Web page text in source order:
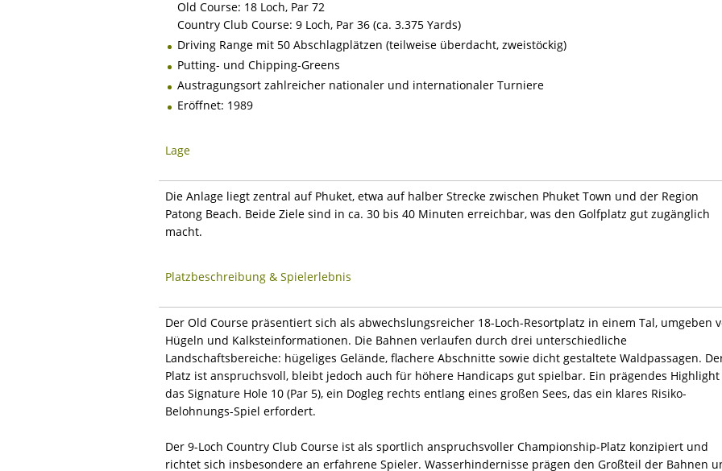
Old Course: 18 Loch, Par 72
Country Club Course: 9 Loch, Par 36 (ca. 3.375 Yards)
Driving Range mit 50 Abschlagplätzen (teilweise überdacht, zweistöckig)
Putting- und Chipping-Greens
Austragungsort zahlreicher nationaler und internationaler Turniere
Eröffnet: 1989
Lage
Die Anlage liegt zentral auf Phuket, etwa auf halber Strecke zwischen Phuket Town und der Region
Patong Beach. Beide Ziele sind in ca. 30 bis 40 Minuten erreichbar, was den Golfplatz gut zugänglich
macht.
Platzbeschreibung & Spielerlebnis
Der Old Course präsentiert sich als abwechslungsreicher 18-Loch-Resortplatz in einem Tal, umgeben
Hügeln und Kalksteinformationen. Die Bahnen verlaufen durch drei unterschiedliche
Landschaftsbereiche: hügeliges Gelände, flachere Abschnitte sowie dicht gestaltete Waldpassagen.
Platz ist anspruchsvoll, bleibt jedoch auch für höhere Handicaps gut spielbar. Ein prägendes
das Signature Hole 10 (Par 5), ein Dogleg rechts entlang eines großen Sees, das ein klares Risiko-
Belohnungs-Spiel erfordert.
Der 9-Loch Country Club Course ist als sportlich anspruchsvoller Championship-Platz konzipiert und
richtet sich insbesondere an erfahrene Spieler. Wasserhindernisse prägen den Großteil der Bahnen